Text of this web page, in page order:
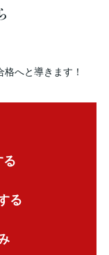
へと導きます！
る
る